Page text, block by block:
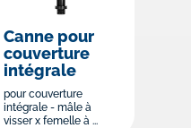
Canne pour
couverture
intégrale
pour couverture
intégrale - mâle à
visser x femelle à ...